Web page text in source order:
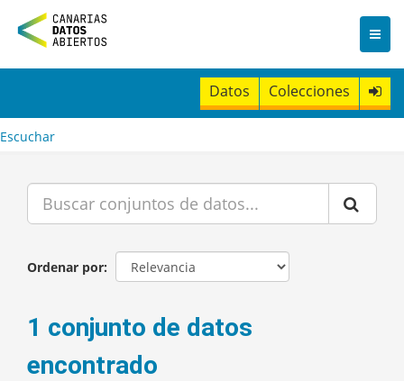
n
t
Datos Colecciones
Escuchar
Ordenar por
1 conjunto de datos
encontrado